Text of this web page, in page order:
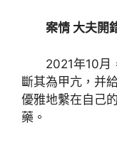
案情 大夫開
2021年10月
斷其為甲亢，并
優雅地繫在自己
藥。